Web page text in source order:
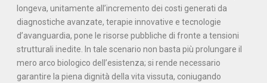
longeva, unitamente all’incremento dei costi generati da
diagnostiche avanzate, terapie innovative e tecnologie
d’avanguardia, pone le risorse pubbliche di fronte a tensioni
strutturali inedite. In tale scenario non basta più prolungare il
mero arco biologico dell’esistenza; si rende necessario
garantire la piena dignità della vita vissuta, coniugando